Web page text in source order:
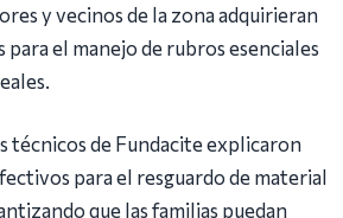
y vecinos de la zona adquirieran
el manejo de rubros esenciales
técnicos de Fundacite explicaron
para el resguardo de material
que las familias puedan